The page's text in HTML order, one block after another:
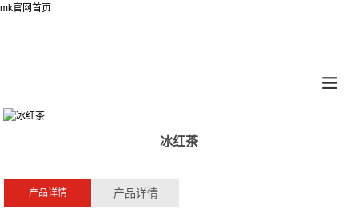
mk官网首页
冰红茶
产品详情 产品详情